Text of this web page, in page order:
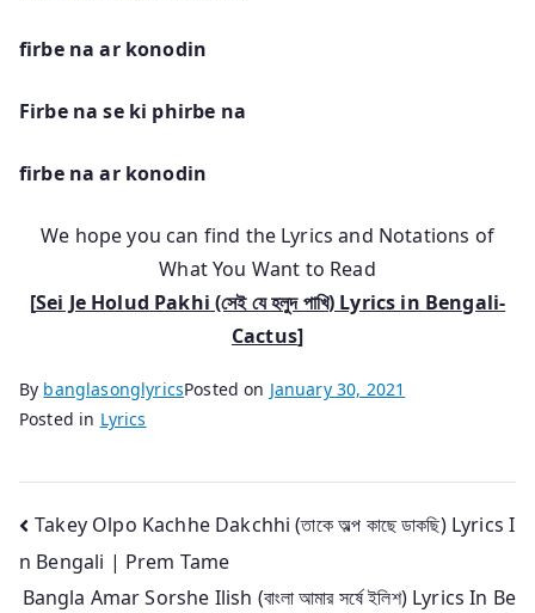
firbe na ar konodin
Firbe na se ki phirbe na
firbe na ar konodin
We hope you can find the Lyrics and Notations of
What You Want to Read
[Sei Je Holud Pakhi (সেই যে হলুদ পাখি) Lyrics in Bengali-
Cactus]
By banglasonglyricsPosted on January 30, 2021
Posted in Lyrics
Post
navigation
Takey Olpo Kachhe Dakchhi (তাকে অল্প কাছে ডাকছি) Lyrics I
n Bengali | Prem Tame
Bangla Amar Sorshe Ilish (বাংলা আমার সর্ষে ইলিশ) Lyrics In Be